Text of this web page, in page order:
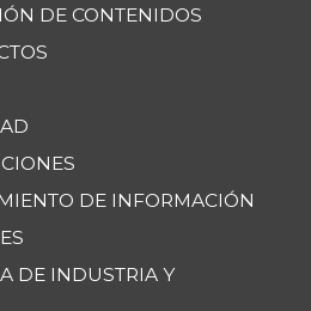
DE CONTENIDOS
DE INFORMACIÓN
DE INDUSTRIA Y